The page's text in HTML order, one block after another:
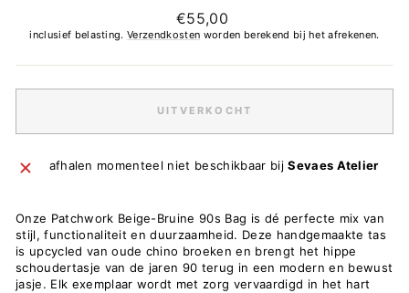
Normale
prijs
€55,00
inclusief belasting.Verzendkosten worden berekend bij het afrekenen.
UITVERKOCHT
afhalen momenteel niet beschikbaar bijSevaes Atelier
Onze Patchwork Beige-Bruine 90s Bag is dé perfecte mix van
stijl, functionaliteit en duurzaamheid. Deze handgemaakte tas
is upcycled van oude chino broeken en brengt het hippe
schoudertasje van de jaren 90 terug in een modern en bewust
jasje. Elk exemplaar wordt met zorg vervaardigd in het hart